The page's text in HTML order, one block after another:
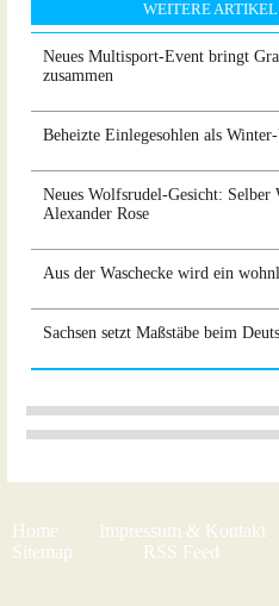
WEITERE
Neues Multisport-Event bringt
zusammen
Beheizte Einlegesohlen als
Neues Wolfsrudel-Gesicht:
Alexander Rose
Aus der Waschecke wird ein
Sachsen setzt Maßstäbe beim
Home Impressum & Kontakt
Sitemap
RSS Feed